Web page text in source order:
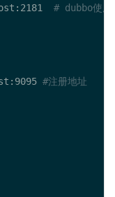
# dubbo使用
#注册地址